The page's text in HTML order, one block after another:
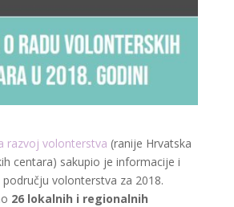
razvoj volonterstva (ranije Hrvatska
centara) sakupio je informacije i
volonterstva za 2018.
26 lokalnih i regionalnih